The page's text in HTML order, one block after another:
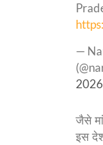
—
2026
जैसे मां
इस